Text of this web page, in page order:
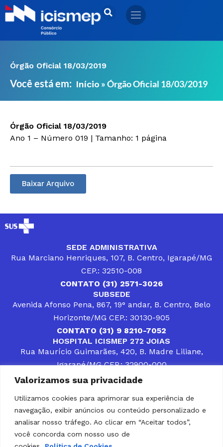
Valorizamos sua privacidade
Utilizamos cookies para aprimorar sua experiência de
navegação, exibir anúncios ou conteúdo personalizado e
analisar nosso tráfego. Ao clicar em “Aceitar todos”,
você concorda com nosso uso de
Ir
para
Órgão Oficial 18/03/2019
Você está em: Início »Órgão Oficial 18/03/2019
Órgão Oficial 18/03/2019
Ano 1 – Número 019 | Tamanho: 1 página
Baixar Arquivo
SEDE ADMINISTRATIVA
Rua Marciano Henriques, 107, B. Centro, Igarapé/MG
CEP.: 32510-008
CONTATO (31) 2571-3026
SUBSEDE
Avenida Afonso Pena, 867, 19° andar, B. Centro, Belo
Horizonte/MG CEP.: 30130-905
CONTATO (31) 9 8210-7052
HOSPITAL ICISMEP 272 JOIAS
Rua Maurício Guimarães, 420, B. Madre Liliane,
Igarapé/MG CEP.: 32900-000
CONTATOS (31) 3512-4400 ou (31) 9 8309-8660
DESENVOLVER SOLUÇÕES, AÇÕES E SERVIÇOS
PÚBLICOS QUE COMPLEMENTEM A ASSISTÊNCIA À
POPULAÇÃO DA REGIÃO EM QUE ATUA, SENDO
PARCEIRO DOS MUNICÍPIOS CONSORCIADOS NA
SOLUÇÃO DE DIFICULDADES ENFRENTADAS POR
GESTORES MUNICIPAIS, É O COMPROMISSO DO
ICISMEP.